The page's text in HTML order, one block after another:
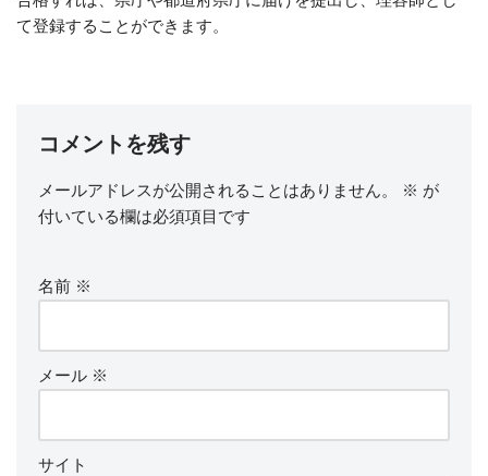
て登録することができます。
コメントを残す
メールアドレスが公開されることはありません。 ※ が
付いている欄は必須項目です
名前 ※
メール ※
サイト